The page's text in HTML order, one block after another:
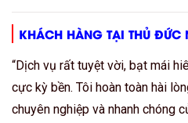
KHÁCH HÀNG TẠI THỦ
“Dịch vụ rất tuyệt vời, bạt mái
cực kỳ bền. Tôi hoàn toàn hài
chuyên nghiệp và nhanh chóng